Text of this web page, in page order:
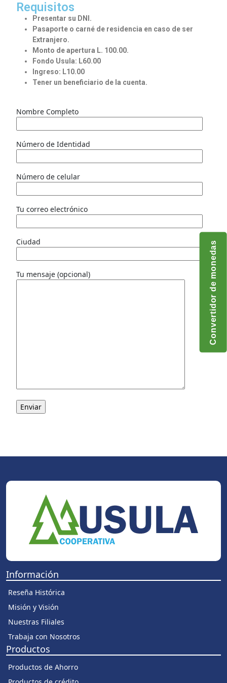
Requisitos
Presentar su DNI.
Pasaporte o carné de residencia en caso de ser
Extranjero.
Monto de apertura L. 100.00.
Fondo Usula: L60.00
Ingreso: L10.00
Tener un beneficiario de la cuenta.
Nombre Completo
Número de Identidad
Número de celular
Tu correo electrónico
Ciudad
Tu mensaje (opcional)
Información
Reseña Histórica
Misión y Visión
Nuestras Filiales
Trabaja con Nosotros
Productos
Productos de Ahorro
Convertidor de monedas